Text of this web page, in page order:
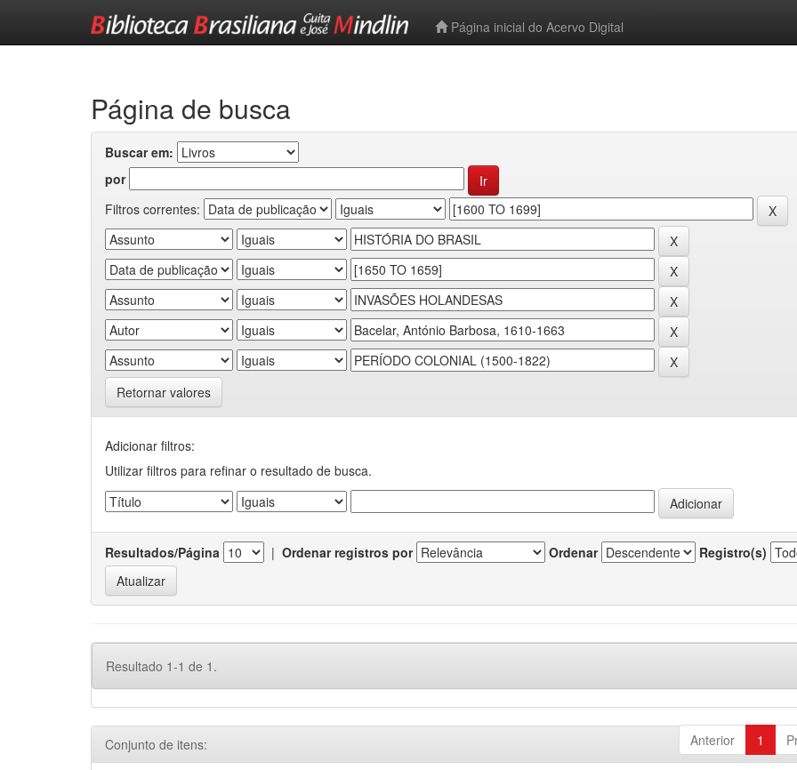
Página inicial do Acervo Digital
Página de busca
Buscar em:
por
Filtros correntes:
Retornar valores
Adicionar filtros:
Utilizar filtros para refinar o resultado de busca.
Resultados/Página | Ordenar registros por Ordenar Registro(s)
Resultado 1-1 de 1.
Anterior 1
Conjunto de itens: